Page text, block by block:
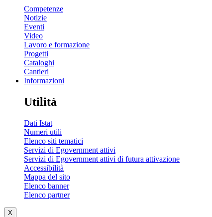
Competenze
Notizie
Eventi
Video
Lavoro e formazione
Progetti
Cataloghi
Cantieri
Informazioni
Utilità
Dati Istat
Numeri utili
Elenco siti tematici
Servizi di Egovernment attivi
Servizi di Egovernment attivi di futura attivazione
Accessibilità
Mappa del sito
Elenco banner
Elenco partner
X